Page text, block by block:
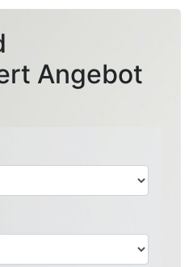
Angebot